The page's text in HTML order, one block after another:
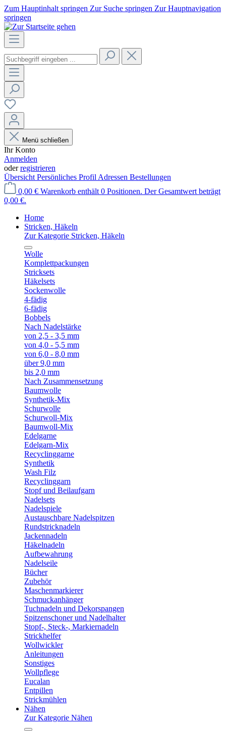
Zum Hauptinhalt springen Zur Suche springen Zur Hauptnavigation
springen
Menü schließen
Ihr Konto
Anmelden
oderregistrieren
Übersicht Persönliches Profil Adressen Bestellungen
0,00 € Warenkorb enthält 0 Positionen. Der Gesamtwert beträgt
0,00 €.
Home
Stricken, Häkeln
Zur Kategorie Stricken, Häkeln
Wolle
Komplettpackungen
Stricksets
Häkelsets
Sockenwolle
4-fädig
6-fädig
Bobbels
Nach Nadelstärke
von 2,5 - 3,5 mm
von 4,0 - 5,5 mm
von 6,0 - 8,0 mm
über 9,0 mm
bis 2,0 mm
Nach Zusammensetzung
Baumwolle
Synthetik-Mix
Schurwolle
Schurwoll-Mix
Baumwoll-Mix
Edelgarne
Edelgarn-Mix
Recyclinggarne
Synthetik
Wash Filz
Recyclinggarn
Stopf und Beilaufgarn
Nadelsets
Nadelspiele
Austauschbare Nadelspitzen
Rundstricknadeln
Jackennadeln
Häkelnadeln
Aufbewahrung
Nadelseile
Bücher
Zubehör
Maschenmarkierer
Schmuckanhänger
Tuchnadeln und Dekorspangen
Spitzenschoner und Nadelhalter
Stopf-, Steck-, Markiernadeln
Strickhelfer
Wollwickler
Anleitungen
Sonstiges
Wollpflege
Eucalan
Entpillen
Strickmühlen
Nähen
Zur Kategorie Nähen